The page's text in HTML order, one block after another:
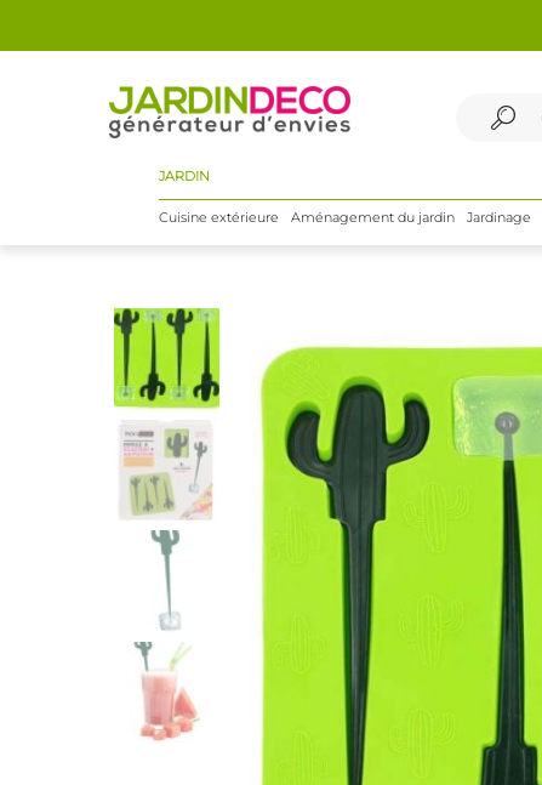
JARDIN
Cuisine extérieure Aménagement du jardin Jardinage